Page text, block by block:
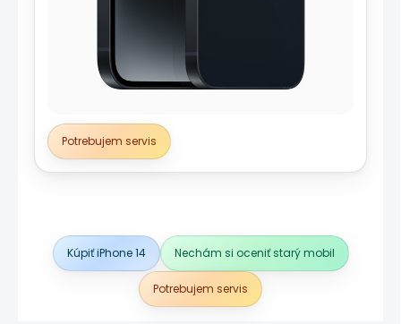
Potrebujem servis
Kúpiť iPhone 14 Nechám si oceniť starý mobil
Potrebujem servis